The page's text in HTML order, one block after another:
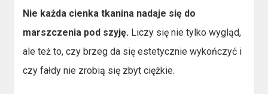
Nie każda cienka tkanina nadaje się do
marszczenia pod szyję. Liczy się nie tylko wygląd,
ale też to, czy brzeg da się estetycznie wykończyć i
czy fałdy nie zrobią się zbyt ciężkie.